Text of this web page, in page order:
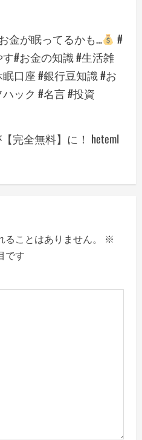
金が眠ってるかも…
#
#お金の知識 #生活雑
口座 #銀行豆知識 #お
ック #名言 #投資
完全無料】に！ heteml
ことはありません。
※
です